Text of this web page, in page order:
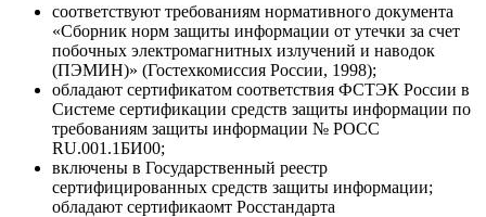
соответствуют требованиям нормативного документа
«Сборник норм защиты информации от утечки за счет
побочных электромагнитных излучений и наводок
(ПЭМИН)» (Гостехкомиссия России, 1998);
обладают сертификатом соответствия ФСТЭК России в
Системе сертификации средств защиты информации по
требованиям защиты информации № РОСС
RU.001.1БИ00;
включены в Государственный реестр
сертифицированных средств защиты информации;
обладают сертификаомт Росстандарта